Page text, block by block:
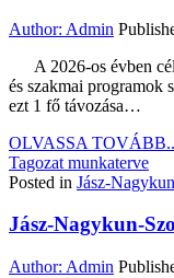
Author: Admin
A 2026-os évben
és szakmai programok
ezt 1 fő távozása…
OLVASSA
Tagozat munkaterve
Posted in Jász-
Jász-Nagykun-
Author: Admin